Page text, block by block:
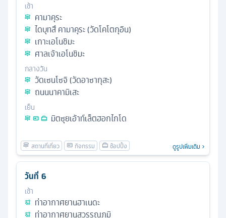
เช้า
คามาคุระ
ไดบุทสึ คามาคุระ (วัดโคโตกุอิน)
เกาะเอโนชิมะ
ศาลเจ้าเอโนชิมะ
กลางวัน
วัดเซนโซจิ (วัดอาซากุสะ)
ถนนนาคามิเสะ
เย็น
มิตซุยเอ้าท์เล็ตฮอกไกโด
ดูรูปเพิ่มเติม
วันที่ 6
เช้า
ท่าอากาศยานฮาเนดะ
ท่าอากาศยานสุวรรณภูมิ